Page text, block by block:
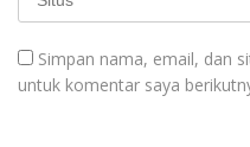
Simpan nama, email, dan
untuk komentar saya